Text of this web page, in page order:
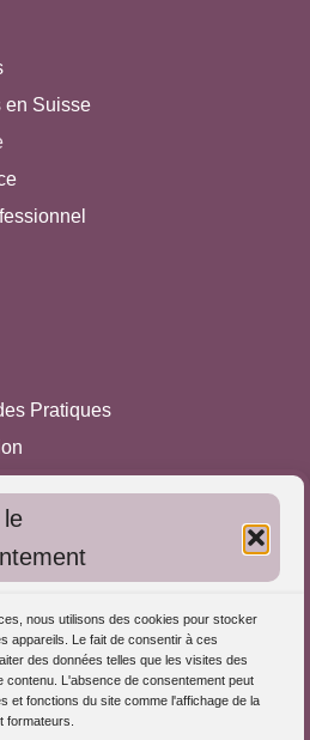
nous utilisons des cookies pour stocker
appareils. Le fait de consentir à ces
des données telles que les visites des
contenu. L'absence de consentement peut
et fonctions du site comme l'affichage de la
formateurs.
en Suisse
Pratiques
pratiques